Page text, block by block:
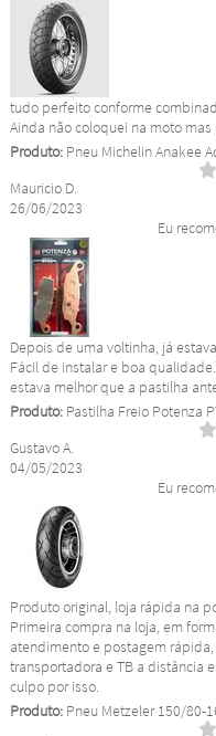
tudo perfeito conforme
Ainda não coloquei na moto
Produto:Pneu Michelin Anakee
Mauricio D.
26/06/2023
Eu
Depois de uma voltinha, já
Fácil de instalar e boa
estava melhor que a pastilha
Produto:Pastilha Freio Potenza
Gustavo A.
04/05/2023
Eu
Produto original, loja rápida na
Primeira compra na loja, em
atendimento e postagem
transportadora e TB a distância
culpo por isso.
Produto:Pneu Metzeler 150/80-